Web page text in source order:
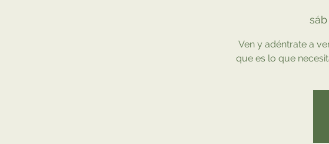
Ven y adéntrate a
que es lo que